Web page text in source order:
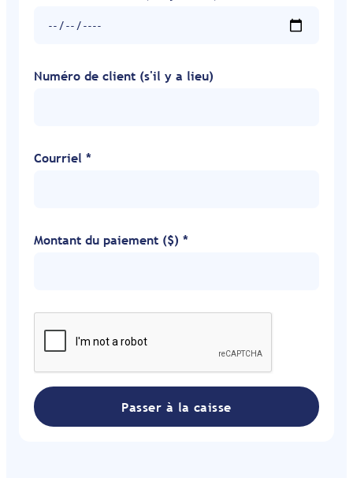
Numéro de client (s'il y a lieu)
Courriel *
Montant du paiement ($) *